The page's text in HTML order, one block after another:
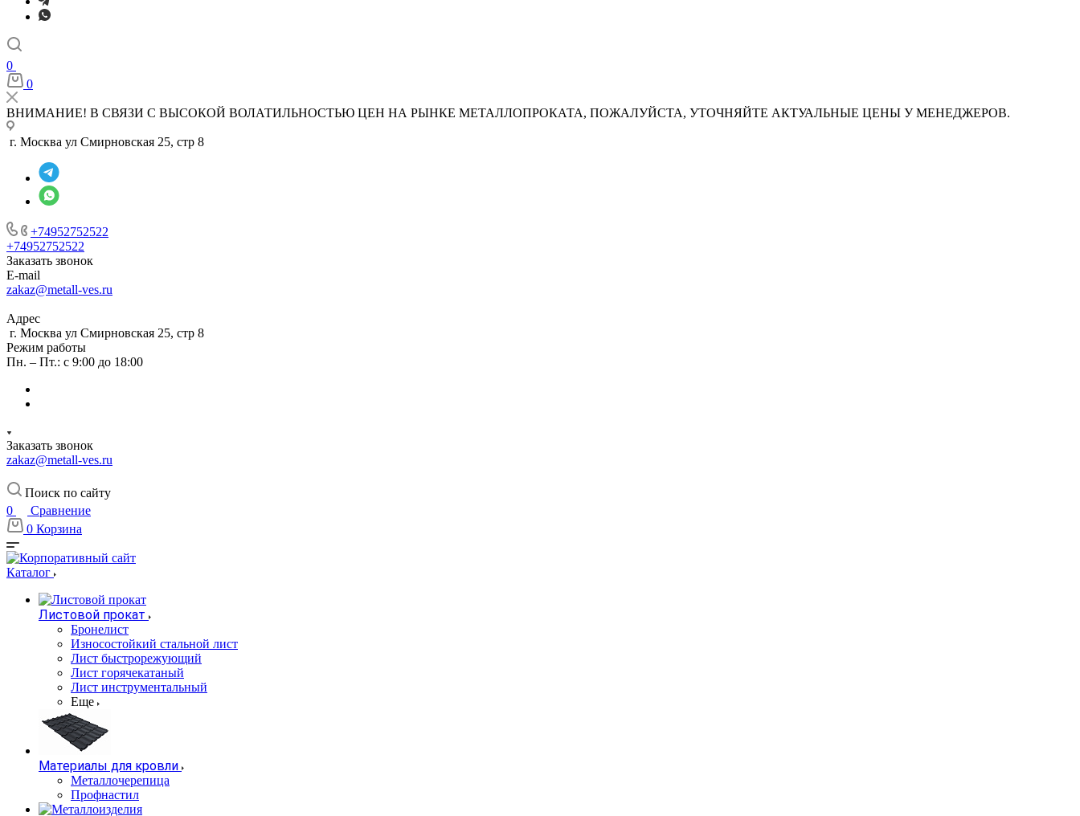
0
0
ВНИМАНИЕ! В СВЯЗИ С ВЫСОКОЙ ВОЛАТИЛЬНОСТЬЮ ЦЕН НА РЫНКЕ МЕТАЛЛОПРОКАТА, ПОЖАЛУЙСТА, УТОЧНЯЙТЕ АКТУАЛЬНЫЕ ЦЕНЫ У МЕНЕДЖЕРОВ.
г. Москва ул Смирновская 25, стр 8
+74952752522
+74952752522
Заказать звонок
E-mail
zakaz@metall-ves.ru
Адрес
г. Москва ул Смирновская 25, стр 8
Режим работы
Пн. – Пт.: с 9:00 до 18:00
Заказать звонок
zakaz@metall-ves.ru
Поиск по сайту
0
Сравнение
0 Корзина
Каталог
Листовой прокат
Бронелист
Износостойкий стальной лист
Лист быстрорежующий
Лист горячекатаный
Лист инструментальный
Еще
Материалы для кровли
Металлочерепица
Профнастил